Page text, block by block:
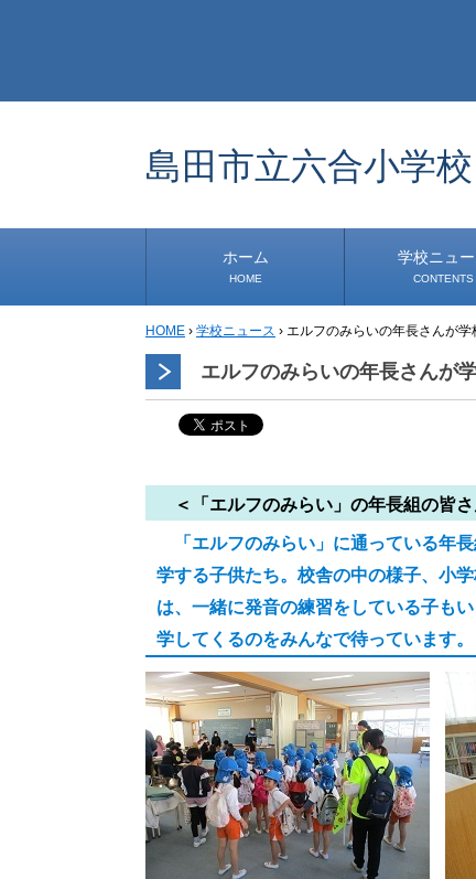
島田市立六合小学校
ホーム
HOME
学校ニュー
CONTENTS
学校から
安心・安全
1年生
2年生
3年生
4年生
5年生
6年生
事務・保健室から
児童会・部活から
研修
小中連携事業
道徳教育推進事業
HOME › 学校ニュース › エルフのみらいの年長さんが学
エルフのみらいの年長さんが
＜「エルフのみらい」の年長組の皆
「エルフのみらい」に通っている年
学する子供たち。校舎の中の様子、小
は、一緒に発音の練習をしている子も
学してくるのをみんなで待っています。